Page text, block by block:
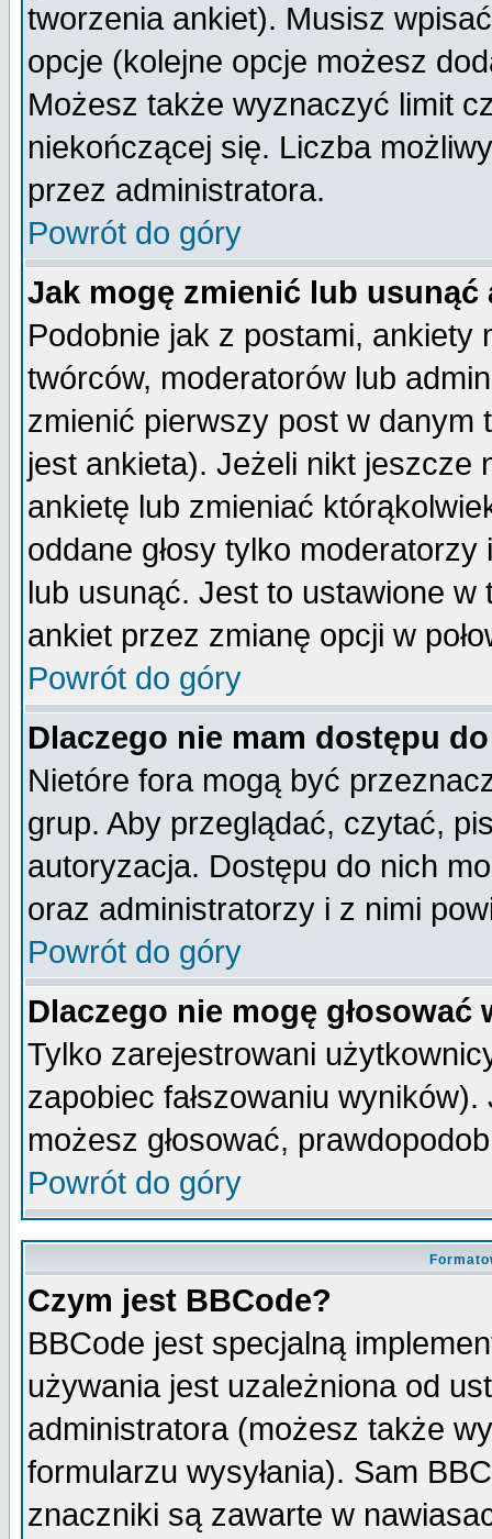
tworzenia ankiet). Musisz
opcje (kolejne opcje możesz
Możesz także wyznaczyć limit
niekończącej się. Liczba
przez administratora.
Powrót do góry
Jak mogę zmienić lub usunąć
Podobnie jak z postami,
twórców, moderatorów lub
zmienić pierwszy post w
jest ankieta). Jeżeli nikt jeszcze
ankietę lub zmieniać
oddane głosy tylko
lub usunąć. Jest to ustawione w
ankiet przez zmianę opcji w
Powrót do góry
Dlaczego nie mam dostępu
Nietóre fora mogą być
grup. Aby przeglądać, czytać,
autoryzacja. Dostępu do nich
oraz administratorzy i z nimi
Powrót do góry
Dlaczego nie mogę głosować
Tylko zarejestrowani
zapobiec fałszowaniu
możesz głosować,
Powrót do góry
Czym jest BBCode?
BBCode jest specjalną
używania jest uzależniona od
administratora (możesz także
formularzu wysyłania). Sam
znaczniki są zawarte w